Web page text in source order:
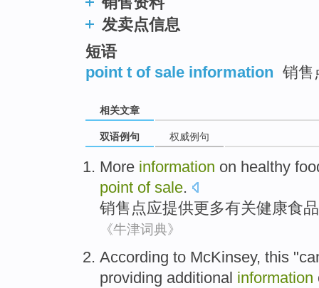
发卖点信息
短语
point t of sale information 销售
相关文章
双语例句 权威例句
More information on healthy
point of sale.
销售点应提供更多有关健康食品
《牛津词典》
According to McKinsey, this "
providing additional information